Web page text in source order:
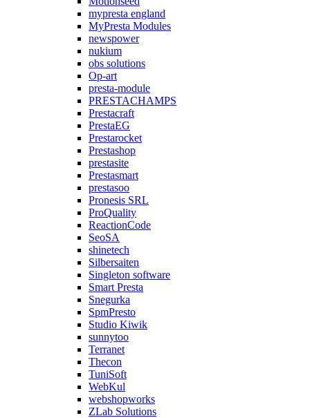
mypresta england
MyPresta Modules
newspower
nukium
obs solutions
Op-art
presta-module
PRESTACHAMPS
Prestacraft
PrestaEG
Prestarocket
Prestashop
prestasite
Prestasmart
prestasoo
Pronesis SRL
ProQuality
ReactionCode
SeoSA
shinetech
Silbersaiten
Singleton software
Smart Presta
Snegurka
SpmPresto
Studio Kiwik
sunnytoo
Terranet
Thecon
TuniSoft
WebKul
webshopworks
ZLab Solutions